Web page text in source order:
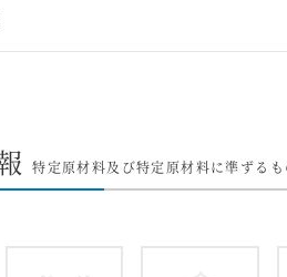
特定原材料及び特定原材料に準ずる